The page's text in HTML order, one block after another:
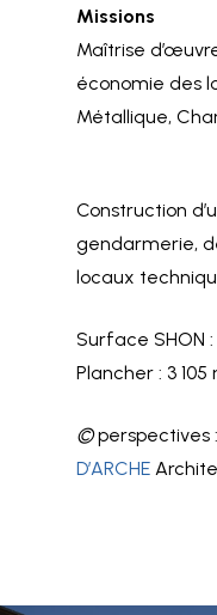
Missions
Maîtrise
économie des
Métallique,
Construction
gendarmerie,
locaux
Surface SHON
Plancher : 3 105
©perspectives :
D’ARCHE